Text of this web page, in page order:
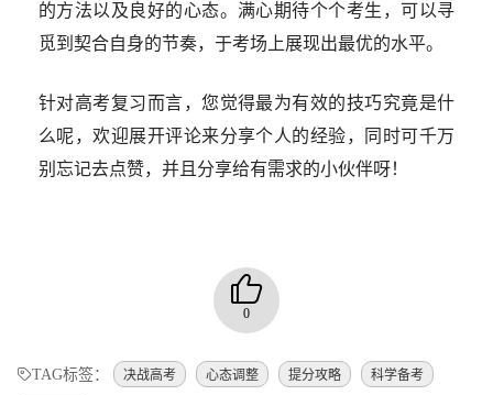
的方法以及良好的心态。满心期待个个考生，可以寻
觅到契合自身的节奏，于考场上展现出最优的水平。
针对高考复习而言，您觉得最为有效的技巧究竟是什
么呢，欢迎展开评论来分享个人的经验，同时可千万
别忘记去点赞，并且分享给有需求的小伙伴呀！
0
TAG标签： 决战高考 心态调整 提分攻略 科学备考